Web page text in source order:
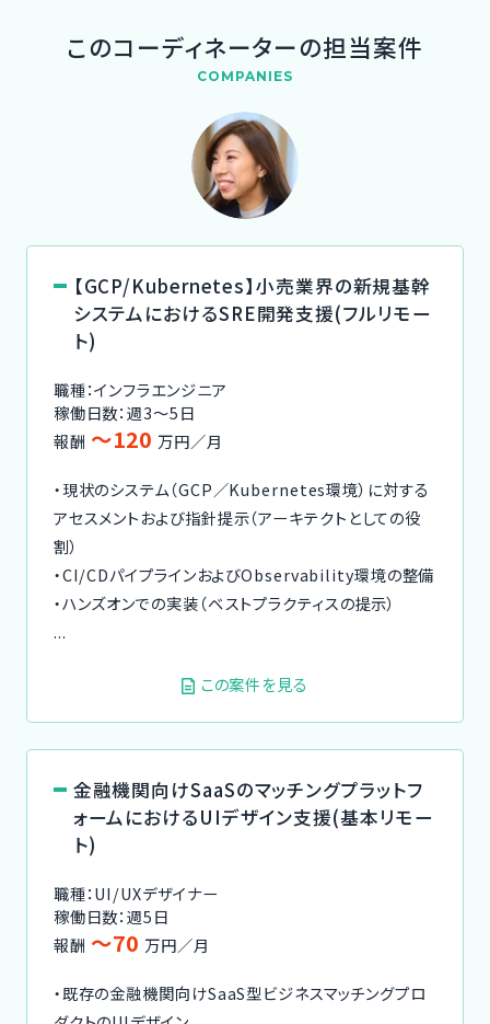
このコーディネーターの担当案件
COMPANIES
【GCP/Kubernetes】小売業界の新規基幹
システムにおけるSRE開発支援(フルリモー
ト)
職種：インフラエンジニア
稼働日数：週3〜5日
報酬 〜120 万円／月
・現状のシステム（GCP／Kubernetes環境）に対する
アセスメントおよび指針提示（アーキテクトとしての役
割）
・CI/CDパイプラインおよびObservability環境の整備
・ハンズオンでの実装（ベストプラクティスの提示）
...
この案件を見る
金融機関向けSaaSのマッチングプラットフ
ォームにおけるUIデザイン支援(基本リモー
ト)
職種：UI/UXデザイナー
稼働日数：週5日
報酬 〜70 万円／月
・既存の金融機関向けSaaS型ビジネスマッチングプロ